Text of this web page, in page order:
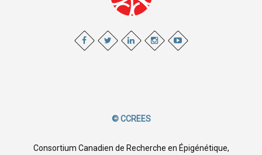
© CCREES
Consortium Canadien de Recherche en Épigénétique,